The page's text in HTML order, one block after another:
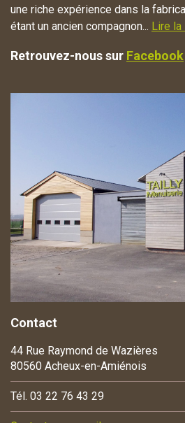
une riche expérience dans la
étant un ancien compagnon... Lire la
Retrouvez-nous sur Facebook
Contact
44 Rue Raymond de Wazières
80560 Acheux-en-Amiénois
Tél. 03 22 76 43 29